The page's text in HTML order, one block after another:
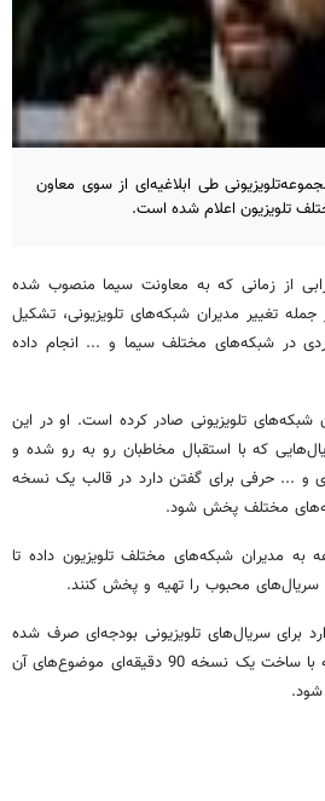
دقیقه‌ای مجموعه‌تلویزیونی طی ابلاغیه‌ای از سوی معاون
تلویزیون اعلام شده است.
از زمانی که به معاونت سیما منصوب شده
تغییر مدیران شبکه‌های تلویزیونی، تشکیل
در شبکه‌های مختلف سیما و ... انجام داده
شبکه‌های تلویزیونی صادر کرده است. او در این
که با استقبال مخاطبان رو به رو شده و
و ... حرفی برای گفتن دارد در قالب یک نسخه
مدیران شبکه‌های مختلف تلویزیون داده تا
برای سریال‌های تلویزیونی بودجه‌ای صرف شده
و مورد توجه بینندگان قرار گرفته با ساخت یک نسخه 90 دقیقه‌ای موضوع‌های آن
شود.